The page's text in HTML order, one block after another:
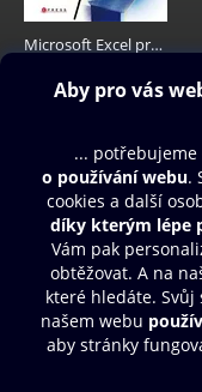
Microsoft Excel pro techniky a inženýry
249 Kč
Obsah ke stažení
Moje O2 Knihovna
Další zábava
© O2 Czech Republic a.s.